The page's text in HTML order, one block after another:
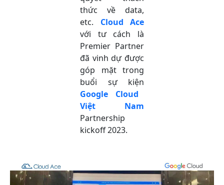
thức về data,
etc. Cloud Ace
với tư cách là
Premier Partner
đã vinh dự được
góp mặt trong
buổi sự kiện
Google Cloud
Việt Nam
Partnership
kickoff 2023.